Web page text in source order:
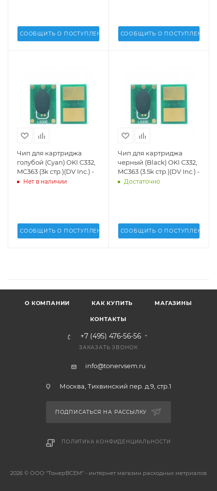
СООБЩИТЬ О ПОСТУПЛЕНИИ СООБЩИТЬ О ПОСТУПЛЕНИИ
Чип для картриджа
голубой (Cyan) OKI C332,
MC363 (3k стр.)(DV Inc.) -
Нет в наличии
СООБЩИТЬ О ПОСТУПЛЕНИИ
Чип для картриджа
черный (Black) OKI C332,
MC363 (3.5k стр.)(DV Inc.) -
Достаточно
СООБЩИТЬ О ПОСТУПЛЕНИИ
О КОМПАНИИ КАК КУПИТЬ МАГАЗИНЫ
КОНТАКТЫ
+7 (495) 476-56-56
ЗАКАЗАТЬ ЗВОНОК
info@tonervsem.ru
Москва, Тихвинский пер. д.9, стр.1
ПОДПИСАТЬСЯ НА РАССЫЛКУ
ПОЛИТИКА КОНФИДЕНЦИАЛЬНОСТИ
2026 © ООО "ТонерВСЕМ" - интернет магазин расходных метриалов